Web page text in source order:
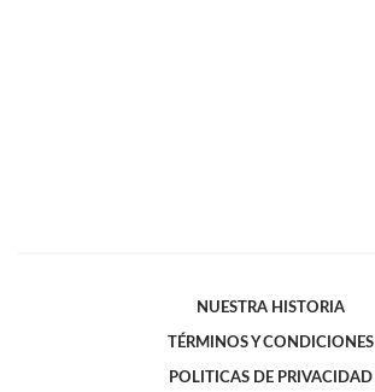
NUESTRA HISTORIA
TÉRMINOS Y CONDICIONES
POLITICAS DE PRIVACIDAD